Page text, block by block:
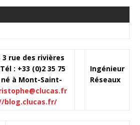
3 rue des rivières
: +33 (0)2 35 75
né à Mont-Saint-
blog.clucas.fr/
Ingénieur
Réseaux